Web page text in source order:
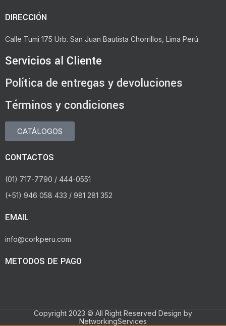
DIRECCIÓN
Calle Tumi 175 Urb. San Juan Bautista Chorrillos, Lima Perú
Servicios al Cliente
Política de entregas y devoluciones
Términos y condiciones
CATÁLOGOS
CONTACTOS
(01) 717-7790 / 444-0551
(+51) 946 058 433 / 981 281 352
EMAIL
info@corkperu.com
METODOS DE PAGO
Copyright 2023 © All Right Reserved Design by
NetworkingServices